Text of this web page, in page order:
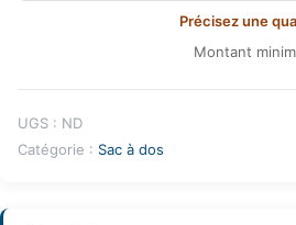
Précisez une
Montant
UGS : ND
Catégorie : Sac à dos